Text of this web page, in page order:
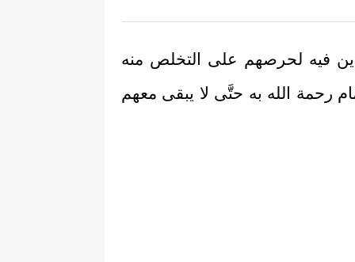
فيه لحرصهم على التخلص منه
رحمة الله به حتَّى لا يبقى معهم